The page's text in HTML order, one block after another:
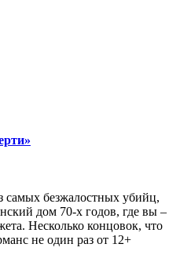
самых безжалостных убийц,
дом 70-х годов, где вы –
Несколько концовок, что
не один раз от 12+